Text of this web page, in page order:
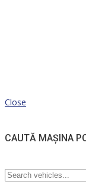
Close
CAUTĂ MAȘINA